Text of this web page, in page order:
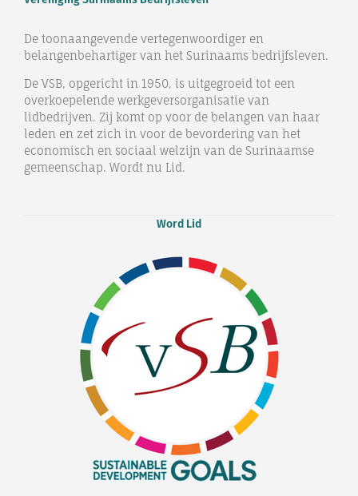
De toonaangevende vertegenwoordiger en
belangenbehartiger van het Surinaams bedrijfsleven.
De VSB, opgericht in 1950, is uitgegroeid tot een
overkoepelende werkgeversorganisatie van
lidbedrijven. Zij komt op voor de belangen van haar
leden en zet zich in voor de bevordering van het
economisch en sociaal welzijn van de Surinaamse
gemeenschap. Wordt nu Lid.
Word Lid